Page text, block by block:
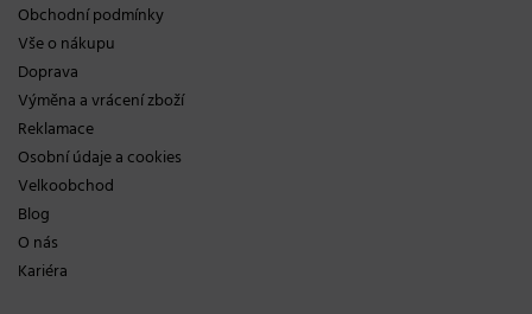
Obchodní podmínky
Vše o nákupu
Doprava
Výměna a vrácení zboží
Reklamace
Osobní údaje a cookies
Velkoobchod
Blog
O nás
Kariéra